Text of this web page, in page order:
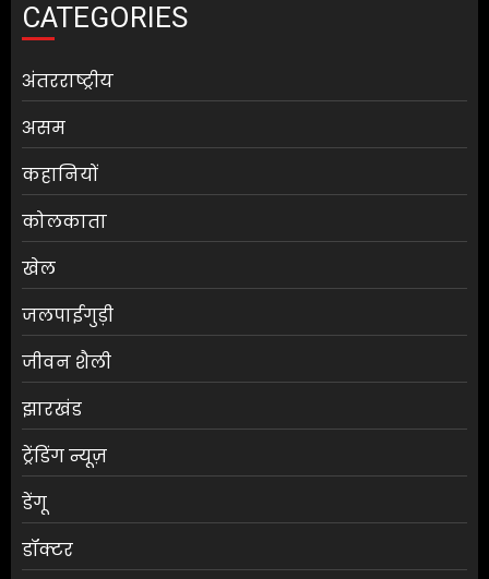
CATEGORIES
अंतरराष्ट्रीय
असम
कहानियों
कोलकाता
खेल
जलपाईगुड़ी
जीवन शैली
झारखंड
ट्रेंडिंग न्यूज़
डेंगू
डॉक्टर